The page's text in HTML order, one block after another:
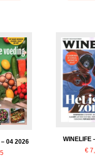
04 2026
WINELIFE
€